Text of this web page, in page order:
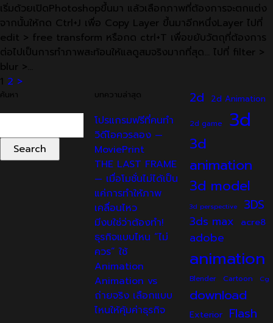
เริ่มด้วยเปิดPhotoshopขึ้นมา แล้วเลือกภาพที่ต้องการจะตกแต่ง
จากนั้นให้กด Ctrl+J เพื่อ Copy Layer ขึ้นมาอีกหนึ่งLayer ไปที่
edit > free transform หรือกด ctrl+T เพื่อขยับวัตถุที่ต้องการ
ต่อไปเป็นการทำภาพสะท้อนให้แลดูสมจริงมากที่สุด… ไปที่ filter >
blur >…
Posts
1 2 >
ค้นหา
for:
บทความล่าสุด
โปรแกรมฟรีที่คนทำ
วิดีโอควรลอง —
MoviePrint
THE LAST FRAME
— เมื่อโมชั่นไม่ได้เป็น
แค่การทำให้ภาพ
เคลื่อนไหว
มีงบใช่ว่าต้องทำ!
ธุรกิจแบบไหน “ไม่
ควร” ใช้
Animation
Animation vs
ถ่ายจริง เลือกแบบ
ไหนให้คุ้มค่าธุรกิจ
2d 2d Animation
2d game 3d
3d
animation
3d model
3d perspective 3DS
3ds max acre8
adobe
animation
Blender Cartoon Cg
download
Exterior Flash